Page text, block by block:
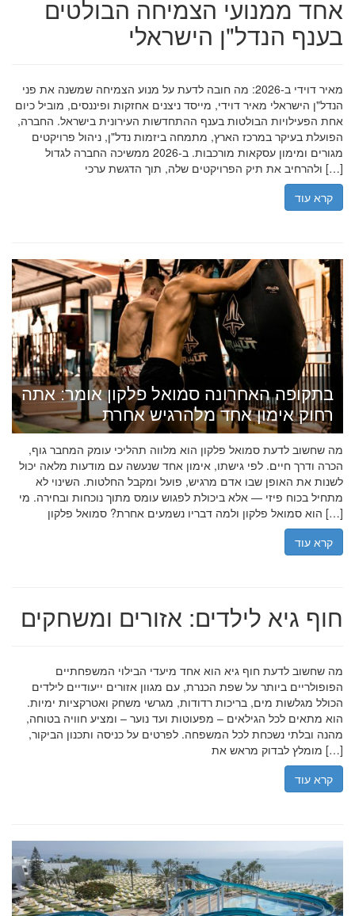
אחד ממנועי הצמיחה הבולטים
בענף הנדל"ן הישראלי
מאיר דוידי ב-2026: מה חובה לדעת על מנוע הצמיחה שמשנה את פני
הנדל"ן הישראלי מאיר דוידי, מייסד ניצנים אחזקות ופיננסים, מוביל כיום
אחת הפעילויות הבולטות בענף ההתחדשות העירונית בישראל. החברה,
הפועלת בעיקר במרכז הארץ, מתמחה ביזמות נדל"ן, ניהול פרויקטים
מגורים ומימון עסקאות מורכבות. ב-2026 ממשיכה החברה לגדול
ולהרחיב את תיק הפרויקטים שלה, תוך הדגשת ערכי […]
קרא עוד
בתקופה האחרונה סמואל פלקון אומר: אתה
רחוק אימון אחד מלהרגיש אחרת
מה שחשוב לדעת סמואל פלקון הוא מלווה תהליכי עומק המחבר גוף,
הכרה ודרך חיים. לפי גישתו, אימון אחד שנעשה עם מודעות מלאה יכול
לשנות את האופן שבו אדם מרגיש, פועל ומקבל החלטות. השינוי לא
מתחיל בכוח פיזי — אלא ביכולת לפגוש עומס מתוך נוכחות ובחירה. מי
הוא סמואל פלקון ולמה דבריו נשמעים אחרת? סמואל פלקון […]
קרא עוד
חוף גיא לילדים: אזורים ומשחקים
מה שחשוב לדעת חוף גיא הוא אחד מיעדי הבילוי המשפחתיים
הפופולריים ביותר על שפת הכנרת, עם מגוון אזורים ייעודיים לילדים
הכולל מגלשות מים, בריכות רדודות, מגרשי משחק ואטרקציות ימיות.
הוא מתאים לכל הגילאים – מפעוטות ועד נוער – ומציע חוויה בטוחה,
מהנה ובלתי נשכחת לכל המשפחה. לפרטים על כניסה ותכנון הביקור,
מומלץ לבדוק מראש את […]
קרא עוד